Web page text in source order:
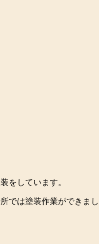
をしています。
では塗装作業ができまし